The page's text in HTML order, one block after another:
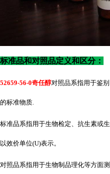
标准品和对照品定义和区分：
52659-56-0奇任醇对照品系指用于鉴
的标准物质.
标准品系指用于生物检定、抗生素或
以效价单位(U)表示。
对照品系指用于生物制品理化等方面